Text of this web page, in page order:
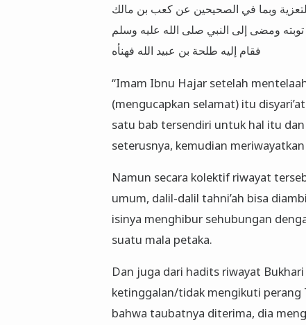
وبما في الصحيحين عن كعب بن مالك
ومضى إلى النبي صلى الله عليه وسلم
فقام إليه طلحة بن عبيد الله فهنأه
“Imam Ibnu Hajar setelah
(mengucapkan selamat) itu
satu bab tersendiri untuk hal itu
seterusnya, kemudian
Namun secara kolektif riwayat
umum, dalil-dalil tahni’ah bisa
isinya menghibur sehubungan
suatu mala petaka.
Dan juga dari hadits riwayat
ketinggalan/tidak mengikuti perang
bahwa taubatnya diterima, dia